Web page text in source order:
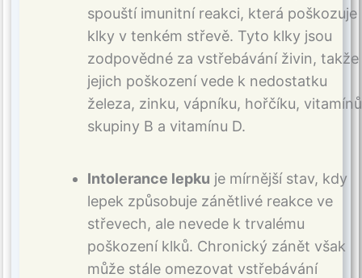
spouští imunitní reakci, která poškozuje
klky v tenkém střevě. Tyto klky jsou
zodpovědné za vstřebávání živin, takže
jejich poškození vede k nedostatku
železa, zinku, vápníku, hořčíku, vitamínů
skupiny B a vitamínu D.
Intolerance lepku je mírnější stav, kdy
lepek způsobuje zánětlivé reakce ve
střevech, ale nevede k trvalému
poškození klků. Chronický zánět však
může stále omezovat vstřebávání